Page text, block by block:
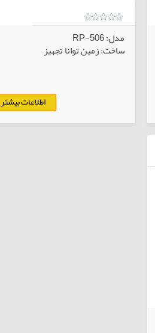
مدل: RP-506
ساخت: زمین توانا تجهیز
اطلاعات بیشتر